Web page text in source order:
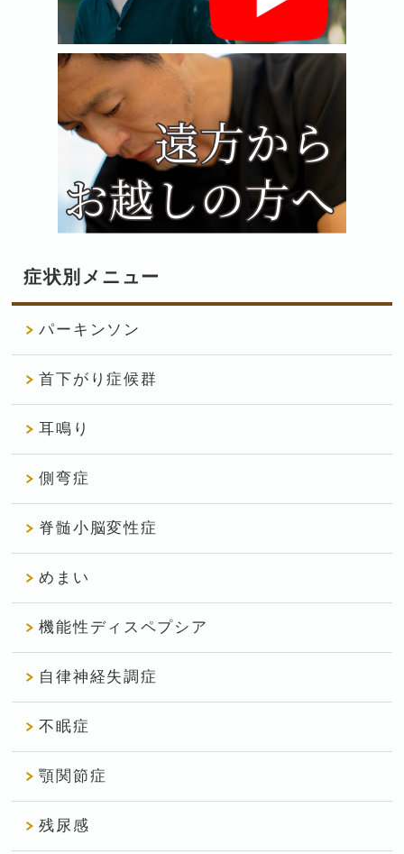
症状別メニュー
パーキンソン
首下がり症候群
耳鳴り
側弯症
脊髄小脳変性症
めまい
機能性ディスペプシア
自律神経失調症
不眠症
顎関節症
残尿感